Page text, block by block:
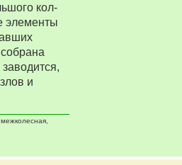
кол-
элементы
и